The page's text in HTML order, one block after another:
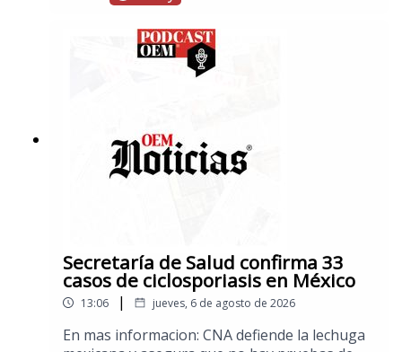
AguirreSubsecretaria Raquel Serur Smeke
asistirá a la toma de posesión del nuevo
presidente de ColombiaFuerte explosión de
gas sacude la colonia Las Granjas en
Cuernavaca; hay 21 heridosGallardo anuncia
medallas de oro en Juegos Centroamericanos:
Delegación espectacularHoy inicia la Feria
Nacional Potosina, FENAPO 2026.
Secretaría de Salud confirma 33
casos de ciclosporiasis en México
13:06 | jueves, 6 de agosto de 2026
En mas informacion: CNA defiende la lechuga